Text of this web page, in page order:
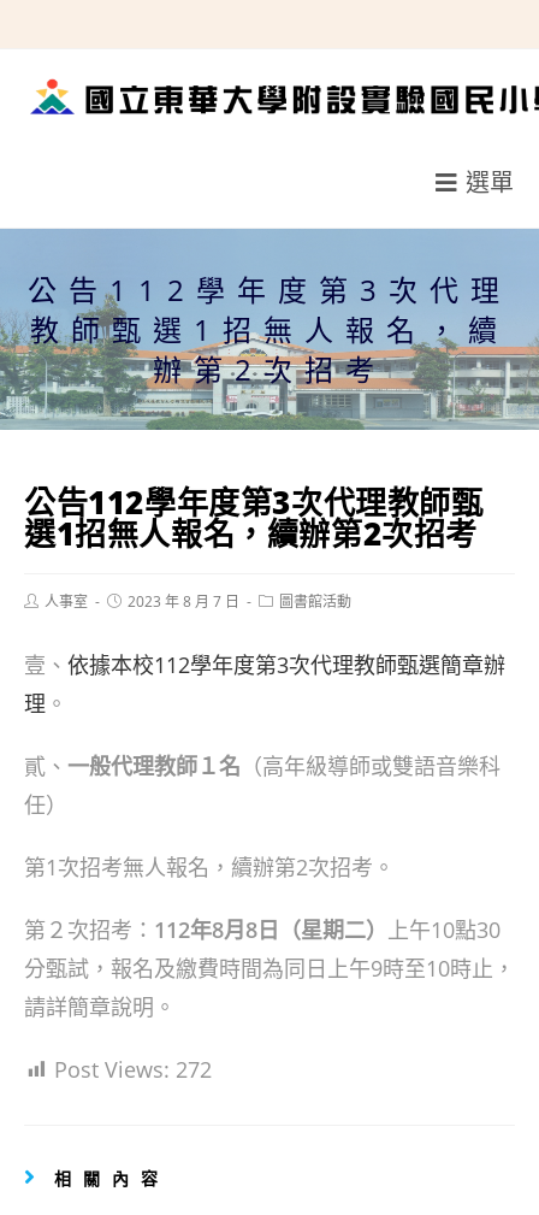
轉
選單
公告112學年度第3次代理
教師甄選1招無人報名，續
辦第2次招考
公告112學年度第3次代理教師甄
選1招無人報名，續辦第2次招考
Post人事室
Post2023 年 8 月 7 日
Post圖書館活動
壹、 依據本校112學年度第3次代理教師甄選簡章辦
理 。
貳、 一般代理教師１名 （高年級導師或雙語音樂科
任）
第1次招考無人報名，續辦第2次招考。
第２次招考： 112年8月8日（星期二） 上午10點30
分甄試，報名及繳費時間為同日上午9時至10時止，
請詳簡章說明。
Post Views: 272
相關內容